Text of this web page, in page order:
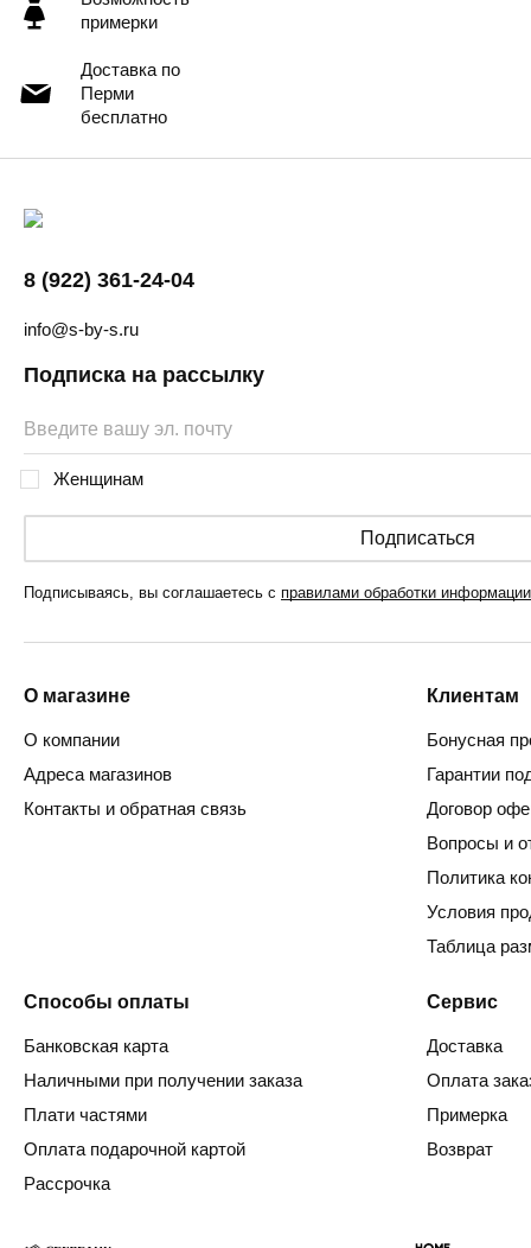
примерки
Доставка по
Перми
бесплатно
8 (922) 361-24-04
info@s-by-s.ru
Подписка на рассылку
Женщинам
Подписаться
Подписываясь, вы соглашаетесь с правилами обработки информации
О магазине
О компании
Адреса магазинов
Контакты и обратная связь
Клиентам
Бонусная
Гарантии
Договор
Вопросы и
Политика
Условия
Таблица
Способы оплаты
Банковская карта
Наличными при получении заказа
Плати частями
Оплата подарочной картой
Рассрочка
Сервис
Доставка
Оплата
Примерка
Возврат